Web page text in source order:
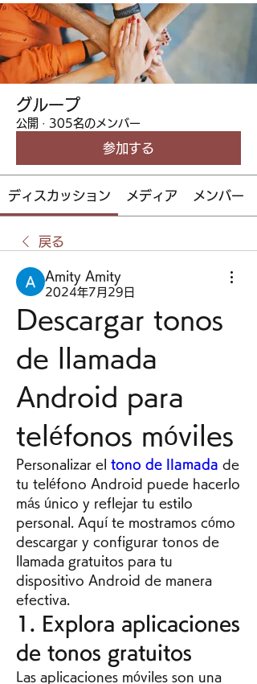
グループ
公開 · 305名のメンバー
参加する
ディスカッション メディア メンバー
戻る
Amity Amity
2024年7月29日
Descargar tonos
de llamada
Android para
teléfonos móviles
Personalizar el tono de llamada de
tu teléfono Android puede hacerlo
más único y reflejar tu estilo
personal. Aquí te mostramos cómo
descargar y configurar tonos de
llamada gratuitos para tu
dispositivo Android de manera
efectiva.
1. Explora aplicaciones
de tonos gratuitos
Las aplicaciones móviles son una